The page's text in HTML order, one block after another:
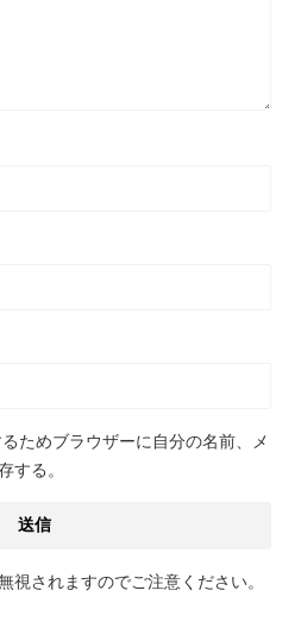
ためブラウザーに自分の名前、メ
する。
視されますのでご注意ください。